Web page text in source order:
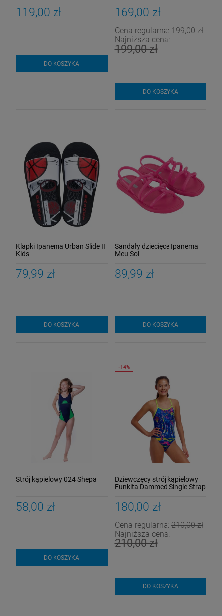
119,00 zł
DO KOSZYKA
169,00 zł
Cena regularna:199,00 zł
Najniższa cena:
199,00 zł
DO KOSZYKA
Klapki Ipanema Urban Slide II
Kids
79,99 zł
DO KOSZYKA
Sandały dziecięce Ipanema
Meu Sol
89,99 zł
DO KOSZYKA
Strój kąpielowy 024 Shepa
58,00 zł
DO KOSZYKA
Dziewczęcy strój kąpielowy
Funkita Dammed Single Strap
180,00 zł
Cena regularna:210,00 zł
Najniższa cena:
210,00 zł
DO KOSZYKA